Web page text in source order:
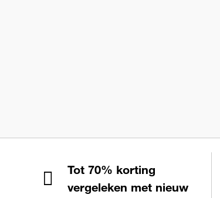
Tot 70% korting
vergeleken met nieuw